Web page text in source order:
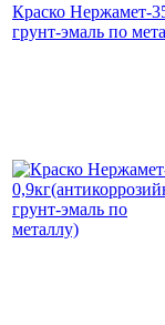
Краско Нержамет-
грунт-эмаль по